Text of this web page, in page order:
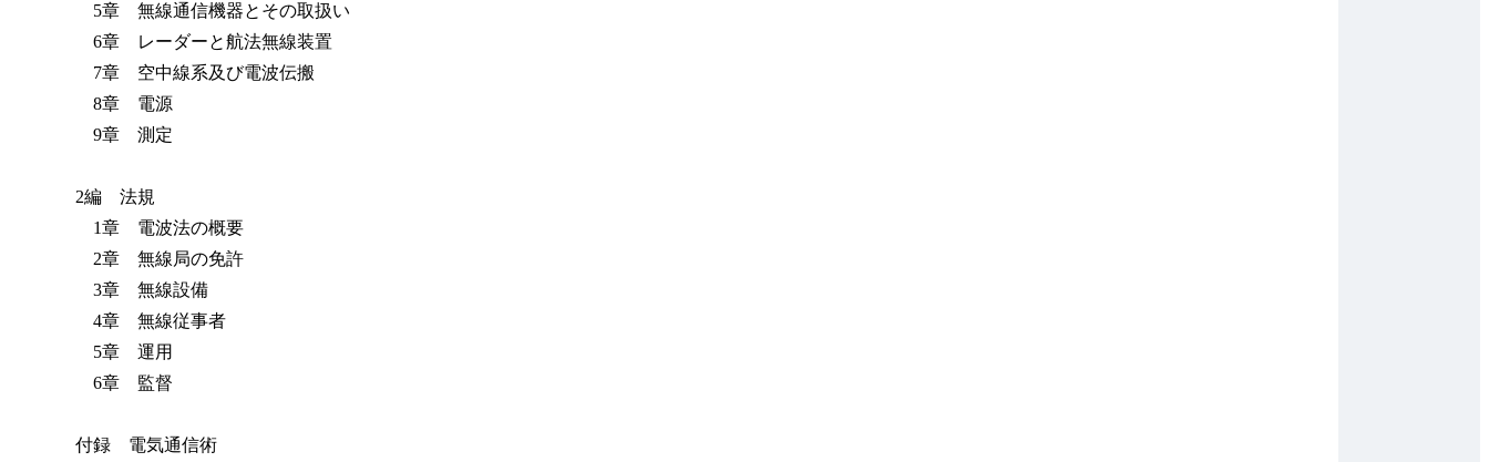
5章 無線通信機器とその取扱い
6章 レーダーと航法無線装置
7章 空中線系及び電波伝搬
8章 電源
9章 測定
2編 法規
1章 電波法の概要
2章 無線局の免許
3章 無線設備
4章 無線従事者
5章 運用
6章 監督
付録 電気通信術